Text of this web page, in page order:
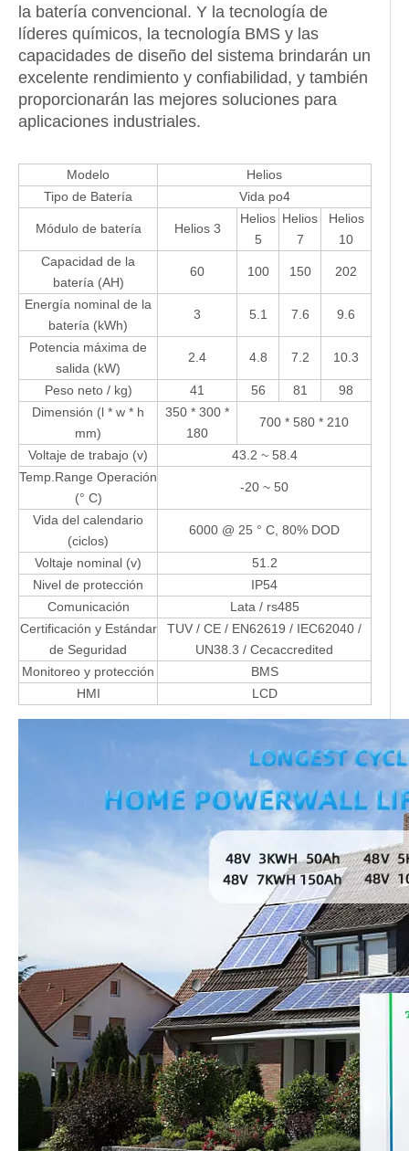
la batería convencional. Y la tecnología de
líderes químicos, la tecnología BMS y las
capacidades de diseño del sistema brindarán un
excelente rendimiento y confiabilidad, y también
proporcionarán las mejores soluciones para
aplicaciones industriales.
Modelo
Helios
Tipo de Batería
Vida po4
Módulo de batería Helios 3
Helios
5
Helios
7
Helios
10
Capacidad de la
batería (AH)
60 100 150 202
Energía nominal de la
batería (kWh)
3 5.1 7.6 9.6
Potencia máxima de
salida (kW)
2.4 4.8 7.2 10.3
Peso neto / kg) 41 56 81
98
Dimensión (l * w * h
mm)
350 * 300 *
180
700 * 580 * 210
Voltaje de trabajo (v)
43.2 ~ 58.4
Temp.Range Operación
(° C)
-20 ~ 50
Vida del calendario
(ciclos)
6000 @ 25 ° C, 80% DOD
Voltaje nominal (v)
51.2
Nivel de protección
IP54
Comunicación
Lata / rs485
Certificación y Estándar
de Seguridad
TUV / CE / EN62619 / IEC62040 /
UN38.3 / Cecaccredited
Monitoreo y protección
BMS
HMI
LCD